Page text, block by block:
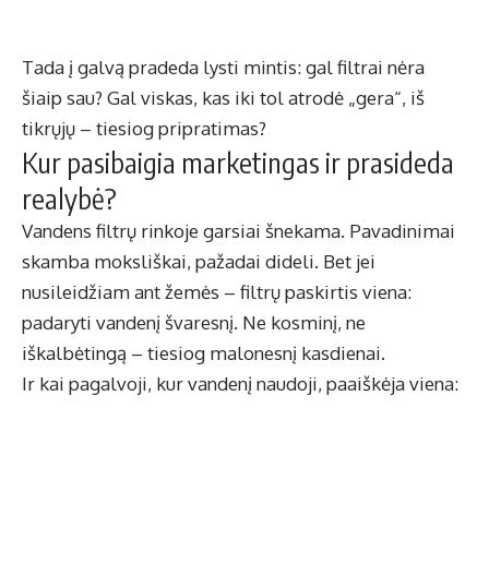
Tada į galvą pradeda lysti mintis: gal filtrai nėra
šiaip sau? Gal viskas, kas iki tol atrodė „gera“, iš
tikrųjų – tiesiog pripratimas?
Kur pasibaigia marketingas ir prasideda
realybė?
Vandens filtrų rinkoje garsiai šnekama. Pavadinimai
skamba moksliškai, pažadai dideli. Bet jei
nusileidžiam ant žemės – filtrų paskirtis viena:
padaryti vandenį švaresnį. Ne kosminį, ne
iškalbėtingą – tiesiog malonesnį kasdienai.
Ir kai pagalvoji, kur vandenį naudoji, paaiškėja viena: